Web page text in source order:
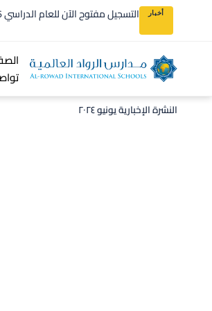
أخبار التسجيل مفتوح الآن للعام الدراسي 2025/2026!
النشرة الإخبارية يونيو ٢٠٢٤